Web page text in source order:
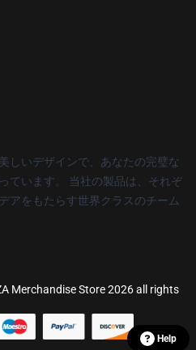
しいデザインで、あなたの完璧な
ています。 当社の製品は、それぞ
アをもたらす世界クラスのチーム
Merchandise Store 2026 all rights
Help